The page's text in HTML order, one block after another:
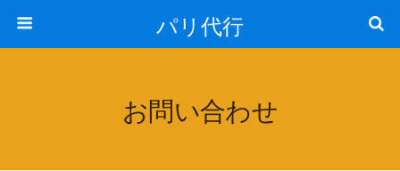
パリ代行
お問い合わせ